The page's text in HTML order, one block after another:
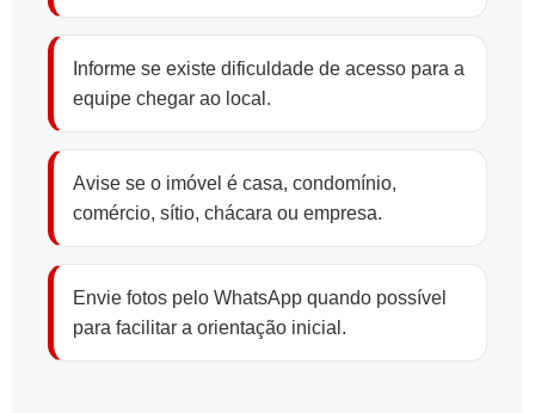
Informe se existe dificuldade de acesso para a
equipe chegar ao local.
Avise se o imóvel é casa, condomínio,
comércio, sítio, chácara ou empresa.
Envie fotos pelo WhatsApp quando possível
para facilitar a orientação inicial.